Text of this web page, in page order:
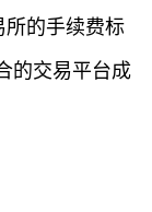
所的手续费标
的交易平台成